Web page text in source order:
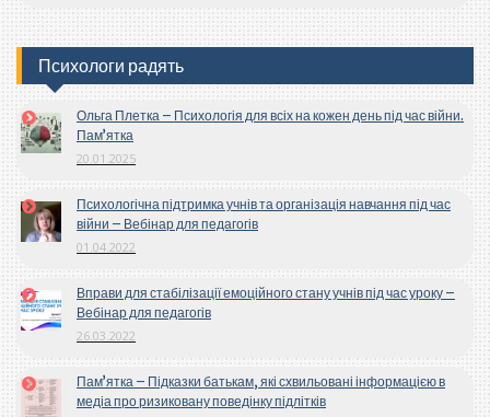
Психологи радять
Ольга Плетка – Психологія для всіх на кожен день під час війни.
Пам’ятка
20.01.2025
Психологічна підтримка учнів та організація навчання під час
війни – Вебінар для педагогів
01.04.2022
Вправи для стабілізації емоційного стану учнів під час уроку –
Вебінар для педагогів
26.03.2022
Пам’ятка – Підказки батькам, які схвильовані інформацією в
медіа про ризиковану поведінку підлітків